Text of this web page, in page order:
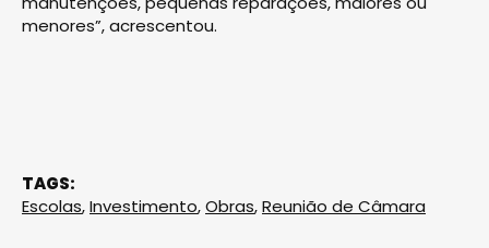
menores”, acrescentou.
TAGS:
Escolas,Investimento,Obras,Reunião de Câmara